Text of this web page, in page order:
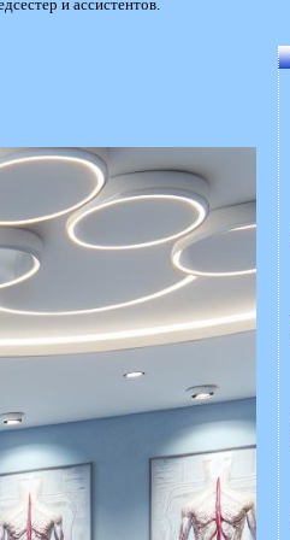
и ассистентов.